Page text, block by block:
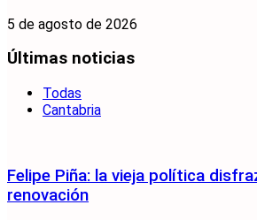
5 de agosto de 2026
Últimas noticias
Todas
Cantabria
Felipe Piña: la vieja política
renovación